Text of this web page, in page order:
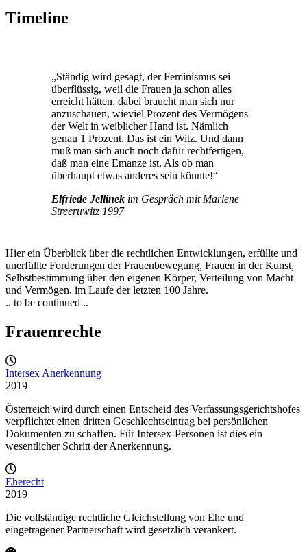
Timeline
„Ständig wird gesagt, der Feminismus sei
überflüssig, weil die Frauen ja schon alles
erreicht hätten, dabei braucht man sich nur
anzuschauen, wieviel Prozent des Vermögens
der Welt in weiblicher Hand ist. Nämlich
genau 1 Prozent. Das ist ein Witz. Und dann
muß man sich auch noch dafür rechtfertigen,
daß man eine Emanze ist. Als ob man
überhaupt etwas anderes sein könnte!“
Elfriede Jellinek im Gespräch mit Marlene
Streeruwitz 1997
Hier ein Überblick über die rechtlichen Entwicklungen, erfüllte und
unerfüllte Forderungen der Frauenbewegung, Frauen in der Kunst,
Selbstbestimmung über den eigenen Körper, Verteilung von Macht
und Vermögen, im Laufe der letzten 100 Jahre.
.. to be continued ..
Frauenrechte
Intersex Anerkennung
2019
Österreich wird durch einen Entscheid des Verfassungsgerichtshofes
verpflichtet einen dritten Geschlechtseintrag bei persönlichen
Dokumenten zu schaffen. Für Intersex-Personen ist dies ein
wesentlicher Schritt der Anerkennung.
Eherecht
2019
Die vollständige rechtliche Gleichstellung von Ehe und
eingetragener Partnerschaft wird gesetzlich verankert.